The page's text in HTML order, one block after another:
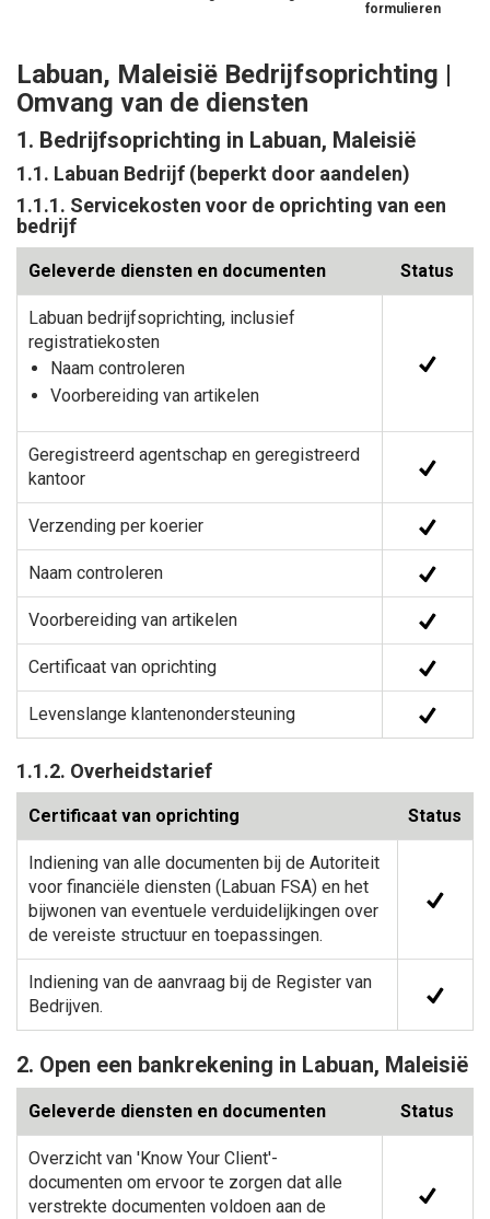
formulieren
Labuan, Maleisië Bedrijfsoprichting |
Omvang van de diensten
1. Bedrijfsoprichting in Labuan, Maleisië
1.1. Labuan Bedrijf (beperkt door aandelen)
1.1.1. Servicekosten voor de oprichting van een
bedrijf
Geleverde diensten en documenten Status
Labuan bedrijfsoprichting, inclusief
registratiekosten
Naam controleren
Voorbereiding van artikelen
Geregistreerd agentschap en geregistreerd
kantoor
Verzending per koerier
Naam controleren
Voorbereiding van artikelen
Certificaat van oprichting
Levenslange klantenondersteuning
1.1.2. Overheidstarief
Certificaat van oprichting Status
Indiening van alle documenten bij de Autoriteit
voor financiële diensten (Labuan FSA) en het
bijwonen van eventuele verduidelijkingen over
de vereiste structuur en toepassingen.
Indiening van de aanvraag bij de Register van
Bedrijven.
2. Open een bankrekening in Labuan, Maleisië
Geleverde diensten en documenten Status
Overzicht van 'Know Your Client'-
documenten om ervoor te zorgen dat alle
verstrekte documenten voldoen aan de